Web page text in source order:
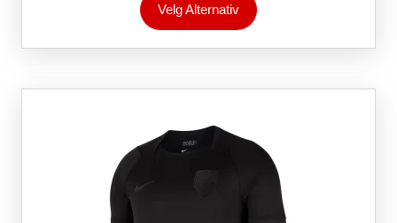
Velg Alternativ
produktet
flere
Alternativene
på
produktsiden